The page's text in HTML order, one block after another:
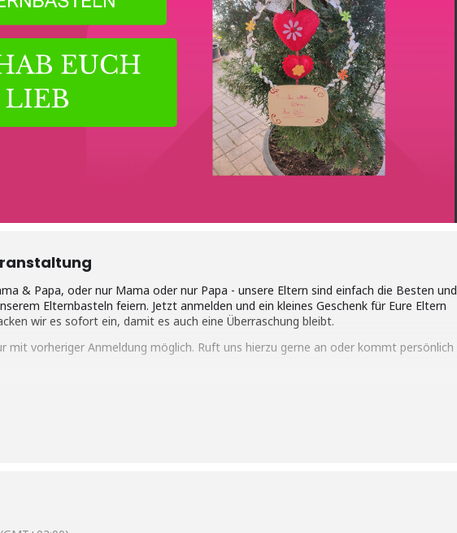
& Papa, oder nur Mama oder nur Papa - unsere Eltern sind einfach die Besten und
Elternbasteln feiern. Jetzt anmelden und ein kleines Geschenk für Eure Eltern
wir es sofort ein, damit es auch eine Überraschung bleibt.
mit vorheriger Anmeldung möglich. Ruft uns hierzu gerne an oder kommt persönlich
ein Materialkostenbeitrag von 8,50 € fällig.